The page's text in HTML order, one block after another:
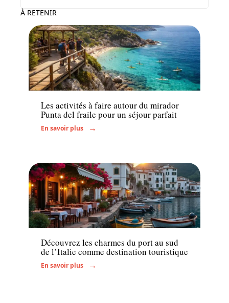
À RETENIR
Activités
Les activités à faire autour du mirador
Punta del fraile pour un séjour parfait
En savoir plus
Voyage
Découvrez les charmes du port au sud
de l’Italie comme destination touristique
En savoir plus